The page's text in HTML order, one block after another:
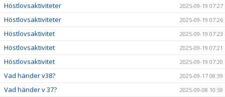
Höstlovsaktiviteter 2025-09-19 07:27
Höstlovsaktiviteter 2025-09-19 07:26
Höstlovsaktivitet 2025-09-19 07:23
Höstlovsaktivitet 2025-09-19 07:21
Höstlovsaktivitet 2025-09-19 07:20
Vad händer v38? 2025-09-17 08:39
Vad händer v 37? 2025-09-08 10:59